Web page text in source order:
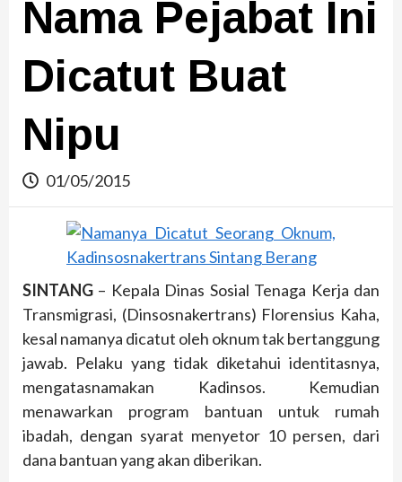
Nama Pejabat Ini
Dicatut Buat
Nipu
01/05/2015
SINTANG – Kepala Dinas Sosial Tenaga Kerja dan
Transmigrasi, (Dinsosnakertrans) Florensius Kaha,
kesal namanya dicatut oleh oknum tak bertanggung
jawab. Pelaku yang tidak diketahui identitasnya,
mengatasnamakan Kadinsos. Kemudian
menawarkan program bantuan untuk rumah
ibadah, dengan syarat menyetor 10 persen, dari
dana bantuan yang akan diberikan.